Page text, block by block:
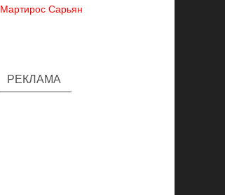
Мартирос Сарьян
РЕКЛАМА